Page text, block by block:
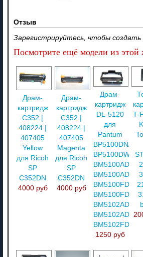
Отзыв
Зарегистрируйтесь, чтобы создать
Посмотрите ещё модели из этой
Драм-
картридж
C352 |
408224 |
407405
Yellow
для Ricoh
SP
C352DN
4000 руб
Драм-
картридж
C352 |
408224 |
407405
Magenta
для Ricoh
SP
C352DN
4000 руб
Драм-
картридж
DL-5120
для
Pantum
BP5100DN/
BP5100DW/
BM5100ADN/
BM5100ADW/
BM5100FDN/
BM5100FDW/
BM5102ADN/
BM5102ADW/
BM5102FDN
1250 руб
T-